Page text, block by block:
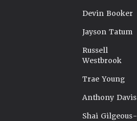
Devin Booker
Jayson Tatum
Russell
Westbrook
Trae Young
Anthony Davis
Shai Gilgeous-